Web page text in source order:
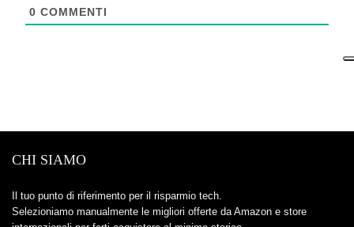
0 COMMENTI
CHI SIAMO
Il tuo punto di riferimento per il risparmio tech.
Selezioniamo manualmente le migliori offerte da Amazon e store